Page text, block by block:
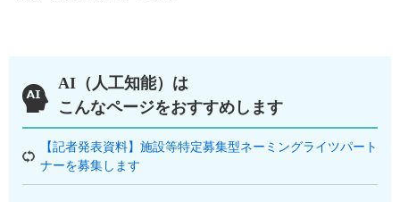
AI（人工知能）は
こんなページをおすすめします
【記者発表資料】施設等特定募集型ネーミングライツパート
ナーを募集します